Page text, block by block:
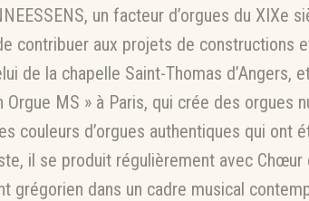
un facteur d’orgues du XIXe
contribuer aux projets de constructions
de la chapelle Saint-Thomas d’Angers,
Orgue MS » à Paris, qui crée des orgues
couleurs d’orgues authentiques qui ont
il se produit régulièrement avec
grégorien dans un cadre musical